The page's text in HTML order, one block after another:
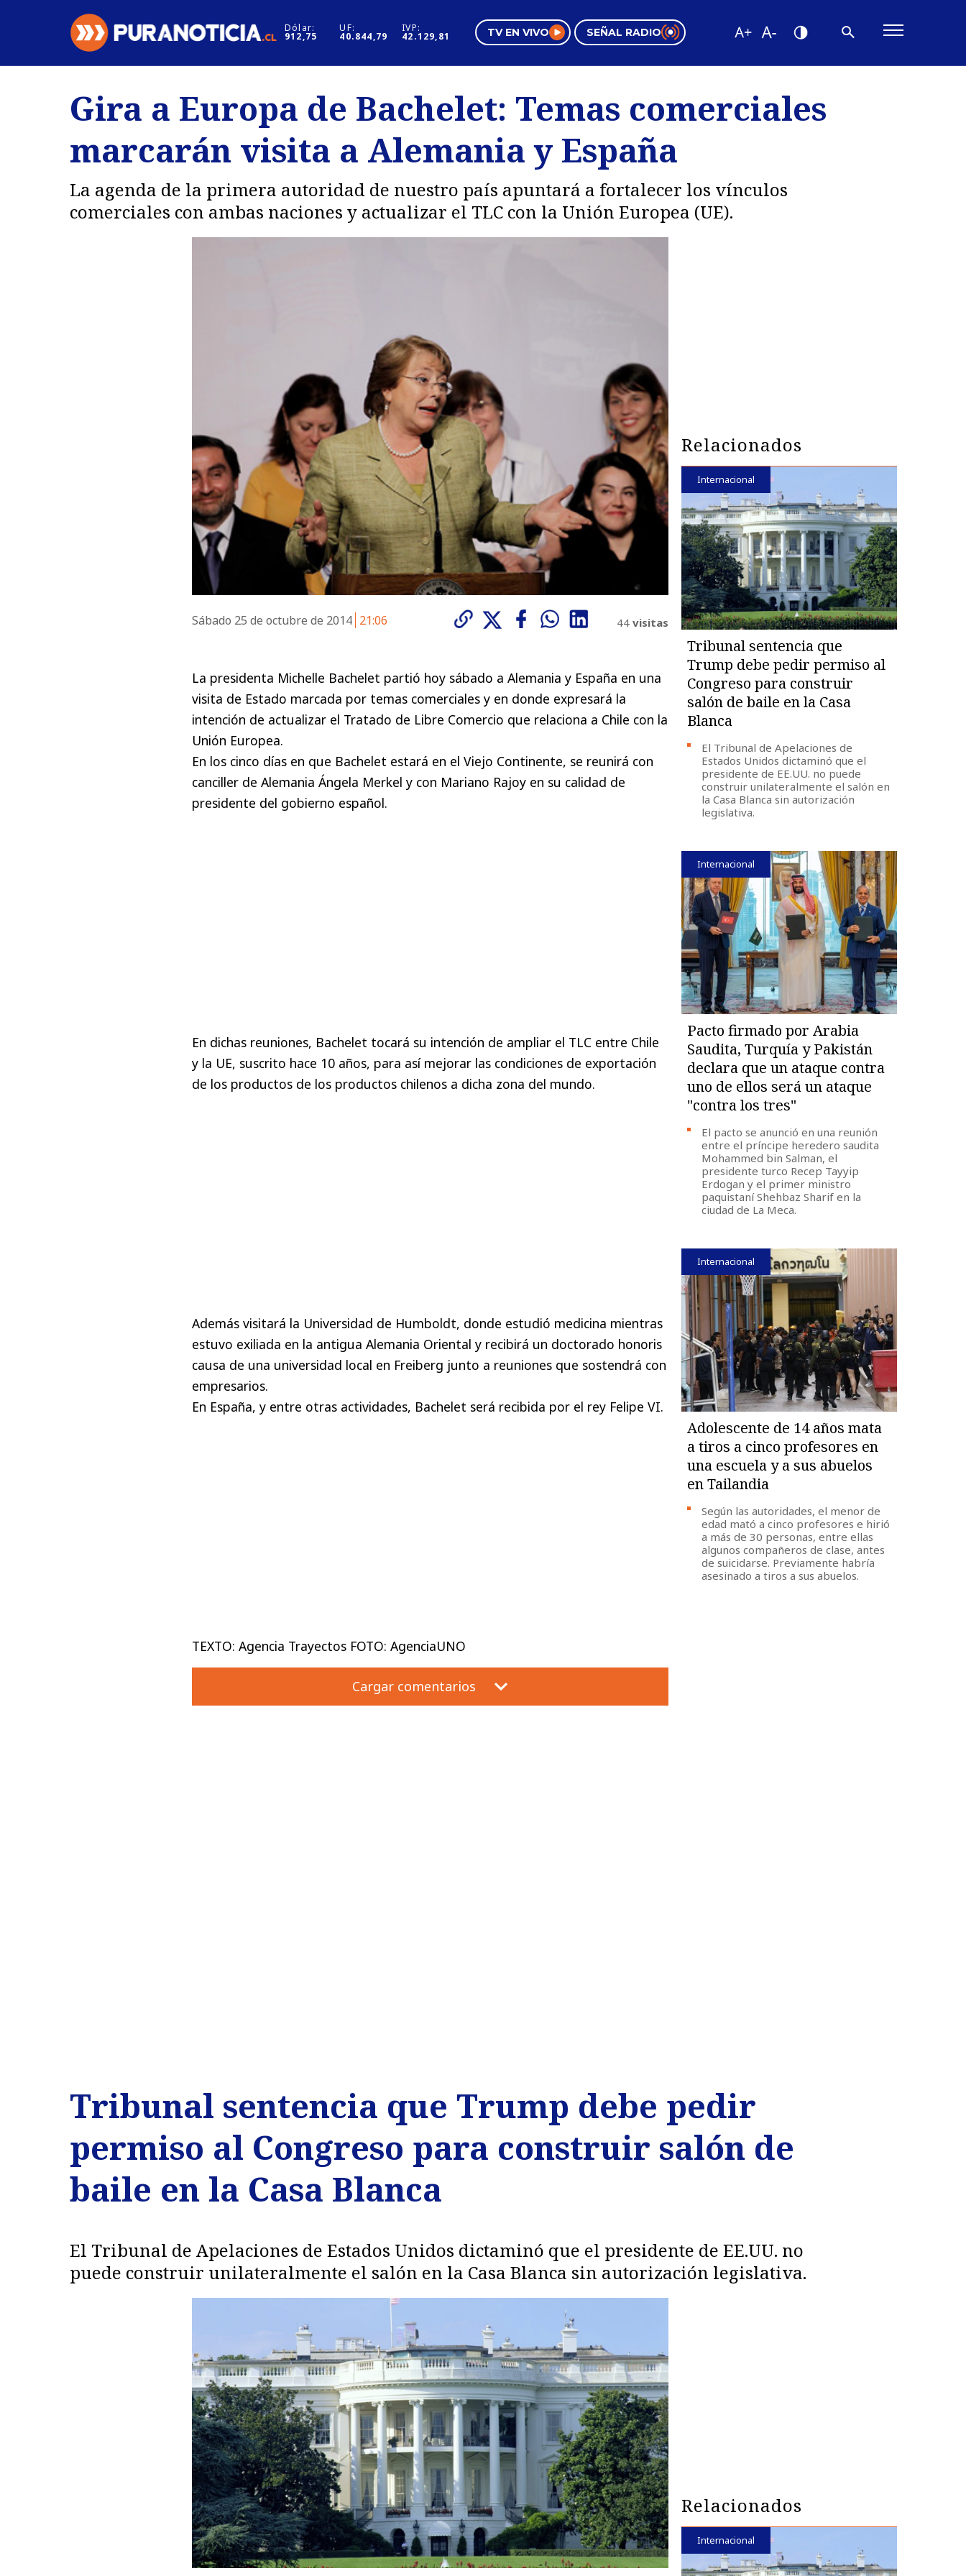
Dólar:
912,75
UF:
40.844,79
IVP:
42.129,81 TV EN VIVO SEÑAL RADIO
Regiones
Deportes
Internacional
Motores
Negocios
Pura Mujer
Tendencias
Videos
Gira a Europa de Bachelet: Temas comerciales
marcarán visita a Alemania y España
La agenda de la primera autoridad de nuestro país apuntará a fortalecer los vínculos
comerciales con ambas naciones y actualizar el TLC con la Unión Europea (UE).
Sábado 25 de octubre de 2014 21:06 44 visitas
La presidenta Michelle Bachelet partió hoy sábado a Alemania y España en una
visita de Estado marcada por temas comerciales y en donde expresará la
intención de actualizar el Tratado de Libre Comercio que relaciona a Chile con la
Unión Europea.
En los cinco días en que Bachelet estará en el Viejo Continente, se reunirá con
canciller de Alemania Ángela Merkel y con Mariano Rajoy en su calidad de
presidente del gobierno español.
En dichas reuniones, Bachelet tocará su intención de ampliar el TLC entre Chile
y la UE, suscrito hace 10 años, para así mejorar las condiciones de exportación
de los productos de los productos chilenos a dicha zona del mundo.
Además visitará la Universidad de Humboldt, donde estudió medicina mientras
estuvo exiliada en la antigua Alemania Oriental y recibirá un doctorado honoris
causa de una universidad local en Freiberg junto a reuniones que sostendrá con
empresarios.
En España, y entre otras actividades, Bachelet será recibida por el rey Felipe VI.
TEXTO: Agencia Trayectos FOTO: AgenciaUNO
Cargar comentarios
Relacionados
Internacional
Tribunal sentencia que
Trump debe pedir permiso al
Congreso para construir
salón de baile en la Casa
Blanca
El Tribunal de Apelaciones de
Estados Unidos dictaminó que el
presidente de EE.UU. no puede
construir unilateralmente el salón en
la Casa Blanca sin autorización
legislativa.
Internacional
Pacto firmado por Arabia
Saudita, Turquía y Pakistán
declara que un ataque contra
uno de ellos será un ataque
"contra los tres"
El pacto se anunció en una reunión
entre el príncipe heredero saudita
Mohammed bin Salman, el
presidente turco Recep Tayyip
Erdogan y el primer ministro
paquistaní Shehbaz Sharif en la
ciudad de La Meca.
Internacional
Adolescente de 14 años mata
a tiros a cinco profesores en
una escuela y a sus abuelos
en Tailandia
Según las autoridades, el menor de
edad mató a cinco profesores e hirió
a más de 30 personas, entre ellas
algunos compañeros de clase, antes
de suicidarse. Previamente habría
asesinado a tiros a sus abuelos.
Tribunal sentencia que Trump debe pedir
permiso al Congreso para construir salón de
baile en la Casa Blanca
El Tribunal de Apelaciones de Estados Unidos dictaminó que el presidente de EE.UU. no
puede construir unilateralmente el salón en la Casa Blanca sin autorización legislativa.
Relacionados
Internacional